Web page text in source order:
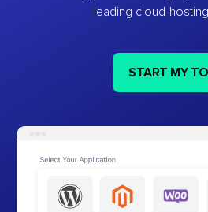
leading cloud-
START MY